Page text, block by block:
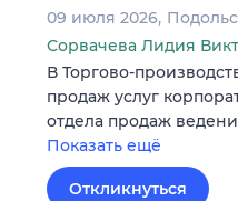
09 июля 2026
Сорвачева Лидия
В Торгово-
продаж услуг
отдела продаж
Показать ещё
Откликнуться